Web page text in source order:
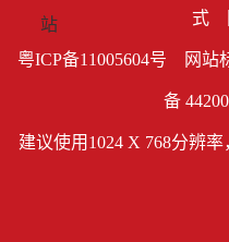
站
式
粤ICP备11005604号 网站
备
建议使用1024 X 768分辨